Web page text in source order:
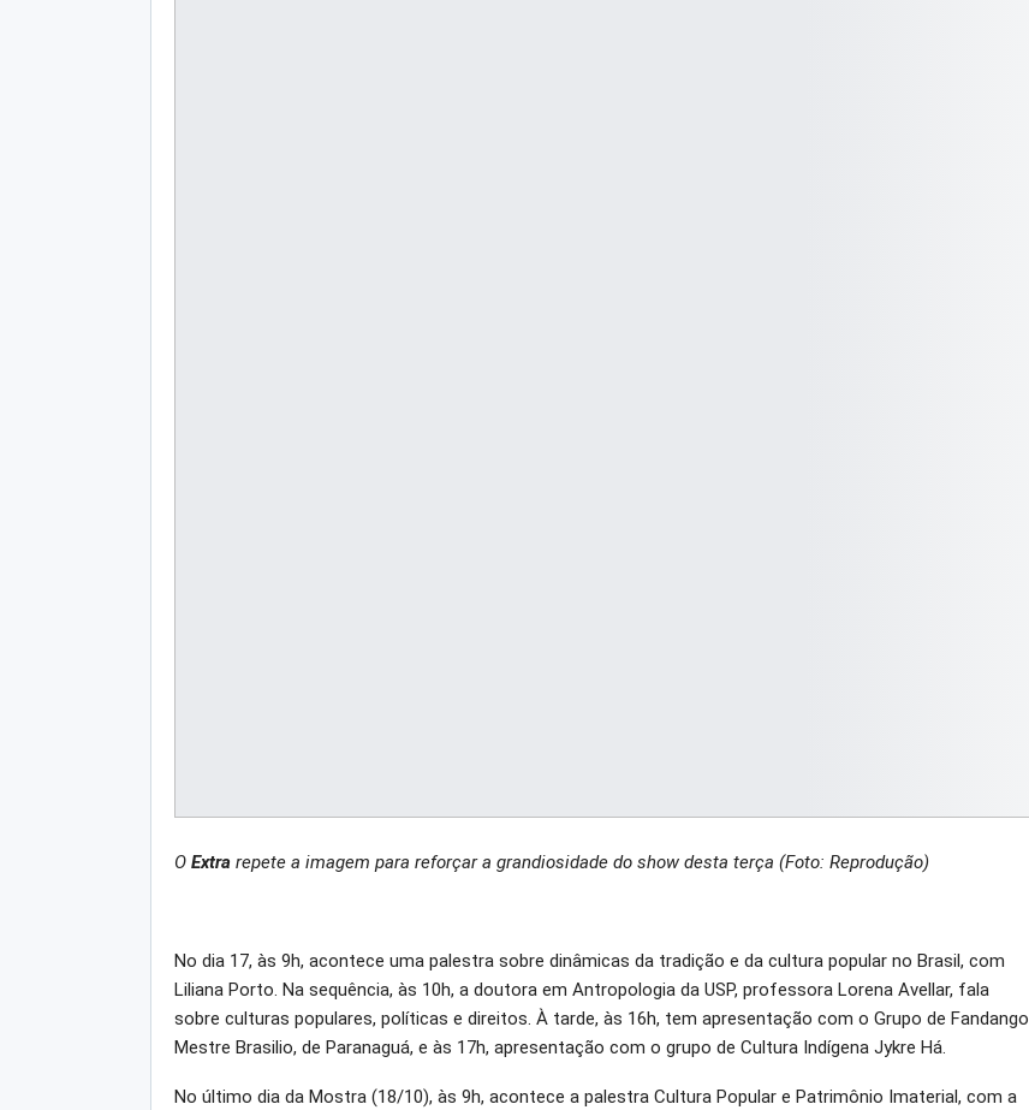
O Extrarepete a imagem para reforçar a grandiosidade do show desta terça (Foto: Reprodução)
No dia 17, às 9h, acontece uma palestra sobre dinâmicas da tradição e da cultura popular no Brasil, com
Liliana Porto. Na sequência, às 10h, a doutora em Antropologia da USP, professora Lorena Avellar, fala
sobre culturas populares, políticas e direitos. À tarde, às 16h, tem apresentação com o Grupo de Fandango
Mestre Brasilio, de Paranaguá, e às 17h, apresentação com o grupo de Cultura Indígena Jykre Há.
No último dia da Mostra (18/10), às 9h, acontece a palestra Cultura Popular e Patrimônio Imaterial, com a